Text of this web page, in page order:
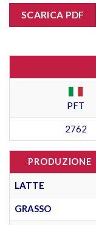
SCARICA PDF
PFT
2762
PRODUZIONE
LATTE
GRASSO